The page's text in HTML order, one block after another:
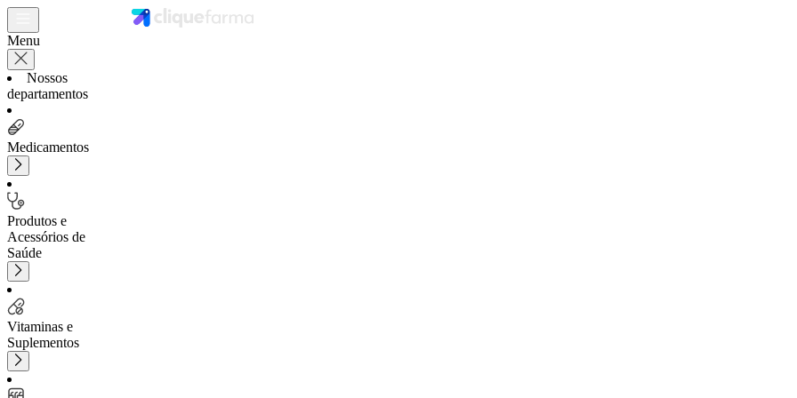
Menu
Nossos
departamentos
Medicamentos
Produtos e
Acessórios de
Saúde
Vitaminas e
Suplementos